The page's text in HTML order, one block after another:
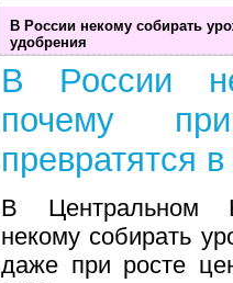
В России некому собирать
удобрения
В России
почему
превратятся
В Центральном
некому собирать
даже при росте